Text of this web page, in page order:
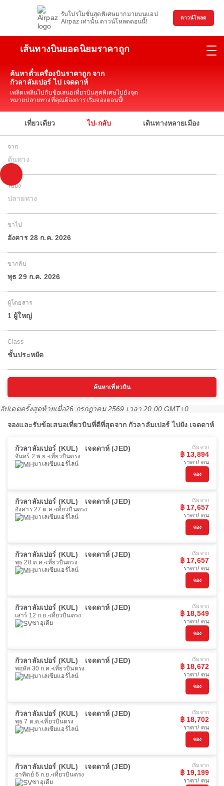
รับโปรโมชั่นสุดพิเศษมากมายบนแอป
Airpaz เท่านั้น ดาวน์โหลดตอนนี้!
ดาวน์โหลด
เส้นทางบินยอดนิยมราคาถูก
ค้นหาตั๋วเครื่องบินราคาถูก จาก
กัวลาลัมเปอร์ ไป เจดดาห์
เพลิดเพลินไปกับข้อเสนอเที่ยวบินสุดพิเศษไปยังจุด
หมายปลายทางที่คุณต้องการ เริ่มจองตอนนี้!
เที่ยวเดียว ไป-กลับ เดินทางหลายเมือง
จาก
ต้นทาง
ไปยัง
ปลายทาง
ขาไป
อังคาร 28 ก.ค. 2026
ขากลับ
พุธ 29 ก.ค. 2026
ผู้โดยสาร
1 ผู้ใหญ่
Class
ชั้นประหยัด
ค้นหาเที่ยวบิน
อัปเดตครั้งสุดท้ายเมื่อ26 กรกฎาคม 2569 เวลา 20:00 GMT+0
จองและรับข้อเสนอเที่ยวบินที่ดีที่สุดจาก กัวลาลัมเปอร์ ไปยัง เจดดาห์
กัวลาลัมเปอร์ (KUL) เจดดาห์ (JED)
จันทร์ 2 พ.ย. เที่ยวบินตรง
มาเลเซียแอร์ไลน์
เริ่มจาก
฿ 13,894
ราคา/ คน
จอง
กัวลาลัมเปอร์ (KUL) เจดดาห์ (JED)
อังคาร 27 ต.ค. เที่ยวบินตรง
มาเลเซียแอร์ไลน์
เริ่มจาก
฿ 17,657
ราคา/ คน
จอง
กัวลาลัมเปอร์ (KUL) เจดดาห์ (JED)
พุธ 28 ต.ค. เที่ยวบินตรง
มาเลเซียแอร์ไลน์
เริ่มจาก
฿ 17,657
ราคา/ คน
จอง
กัวลาลัมเปอร์ (KUL) เจดดาห์ (JED)
เสาร์ 12 ก.ย. เที่ยวบินตรง
ซาอุเดีย
เริ่มจาก
฿ 18,549
ราคา/ คน
จอง
กัวลาลัมเปอร์ (KUL) เจดดาห์ (JED)
พฤหัส 30 ก.ค. เที่ยวบินตรง
มาเลเซียแอร์ไลน์
เริ่มจาก
฿ 18,672
ราคา/ คน
จอง
กัวลาลัมเปอร์ (KUL) เจดดาห์ (JED)
พุธ 7 ต.ค. เที่ยวบินตรง
มาเลเซียแอร์ไลน์
เริ่มจาก
฿ 18,702
ราคา/ คน
จอง
กัวลาลัมเปอร์ (KUL) เจดดาห์ (JED)
อาทิตย์ 6 ก.ย. เที่ยวบินตรง
ซาอุเดีย
เริ่มจาก
฿ 19,199
ราคา/ คน